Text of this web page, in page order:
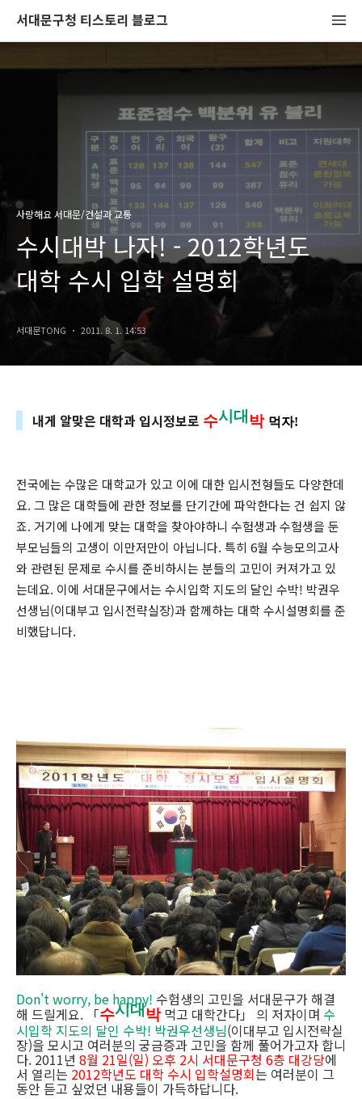
서대문구청 티스토리 블로그
사랑해요 서대문/건설과 교통
수시대박 나자! - 2012학년도
대학 수시 입학 설명회
서대문TONG 2011. 8. 1. 14:53
내게 알맞은 대학과 입시정보로 수시대 박 먹자!
전국에는 수많은 대학교가 있고 이에 대한 입시전형들도 다양한데
요. 그 많은 대학들에 관한 정보를 단기간에 파악한다는 건 쉽지 않
죠. 거기에 나에게 맞는 대학을 찾아야하니 수험생과 수험생을 둔
부모님들의 고생이 이만저만이 아닙니다. 특히 6월 수능모의고사
와 관련된 문제로 수시를 준비하시는 분들의 고민이 커져가고 있
는데요. 이에 서대문구에서는 수시입학 지도의 달인 수박! 박권우
선생님(이대부고 입시전략실장)과 함께하는 대학 수시설명회를 준
비했답니다.
Don't worry, be happy! 수험생의 고민을 서대문구가 해결
해 드릴게요. 「수시대박먹고 대학간다」 의 저자이며 수
시입학 지도의 달인 수박! 박권우선생님(이대부고 입시전략실
장)을 모시고 여러분의 궁금증과 고민을 함께 풀어가고자 합니
다. 2011년 8월 21일(일) 오후 2시 서대문구청 6층 대강당에
서 열리는 2012학년도 대학 수시 입학설명회는 여러분이 그
동안 듣고 싶었던 내용들이 가득하답니다.